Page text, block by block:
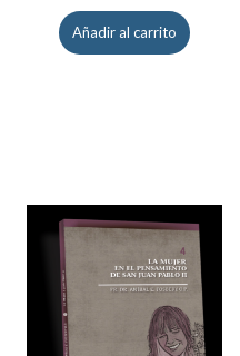
Añadir al carrito